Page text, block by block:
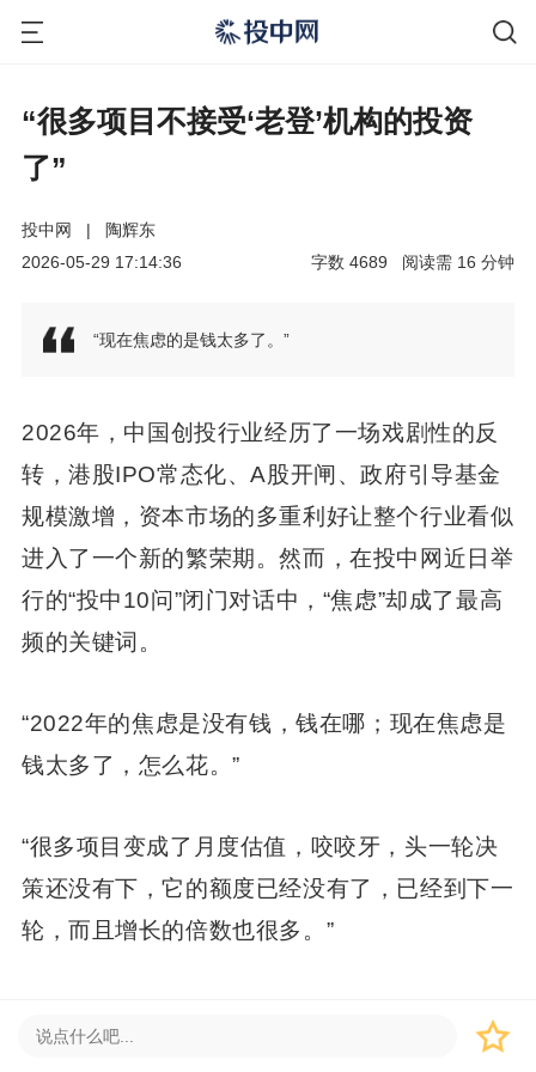
“很多项目不接受‘老登’机构的投资
了”
投中网 |
陶辉东
2026-05-29 17:14:36
分钟
16
阅读需
4689
字数
“现在焦虑的是钱太多了。”
2026年，中国创投行业经历了一场戏剧性的反
转，港股IPO常态化、A股开闸、政府引导基金
规模激增，资本市场的多重利好让整个行业看似
进入了一个新的繁荣期。然而，在投中网近日举
行的“投中10问”闭门对话中，“焦虑”却成了最高
频的关键词。
“2022年的焦虑是没有钱，钱在哪；现在焦虑是
钱太多了，怎么花。”
“很多项目变成了月度估值，咬咬牙，头一轮决
策还没有下，它的额度已经没有了，已经到下一
轮，而且增长的倍数也很多。”
管理人怎么办？各位LP怎么办？我们挺担忧